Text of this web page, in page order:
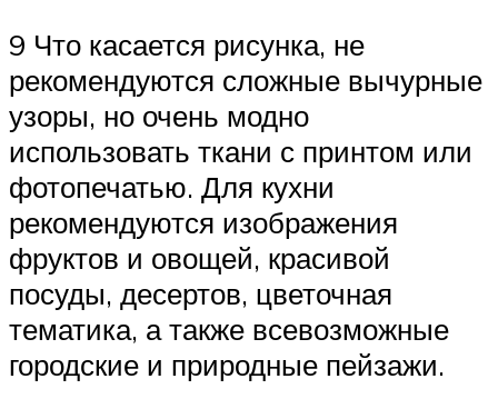
9 Что касается рисунка, не
рекомендуются сложные вычурные
узоры, но очень модно
использовать ткани с принтом или
фотопечатью. Для кухни
рекомендуются изображения
фруктов и овощей, красивой
посуды, десертов, цветочная
тематика, а также всевозможные
городские и природные пейзажи.